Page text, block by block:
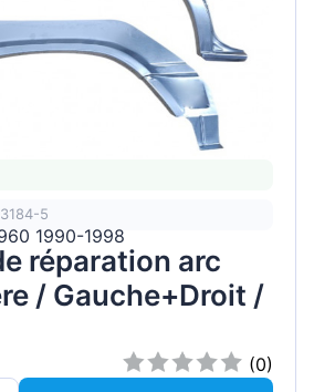
5
1990-1998
réparation arc
/ Gauche+Droit /
(0)